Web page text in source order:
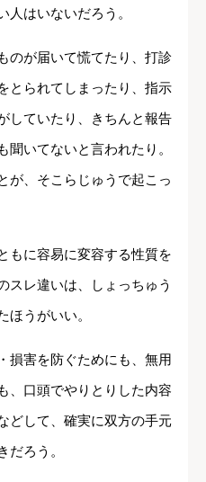
人はいないだろう。
のが届いて慌てたり、打診
とられてしまったり、指示
していたり、きちんと報告
聞いてないと言われたり。
が、そこらじゅうで起こっ
もに容易に変容する性質を
スレ違いは、しょっちゅう
ほうがいい。
損害を防ぐためにも、無用
、口頭でやりとりした内容
どして、確実に双方の手元
だろう。